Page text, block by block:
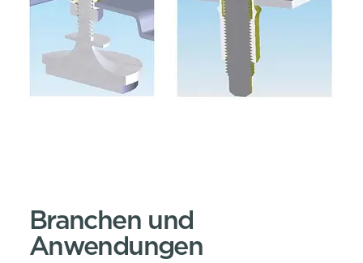
Branchen und
Anwendungen